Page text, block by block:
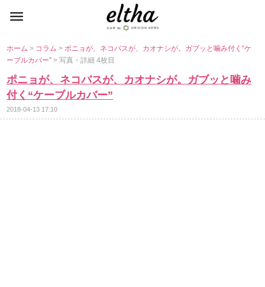
ホーム> コラム>ポニョが、ネコバスが、カオナシが。ガブッと噛み付く“ケ
ーブルカバー”> 写真・詳細 4枚目
ポニョが、ネコバスが、カオナシが。ガブッと噛み
付く“ケーブルカバー”
2018-04-13 17:10